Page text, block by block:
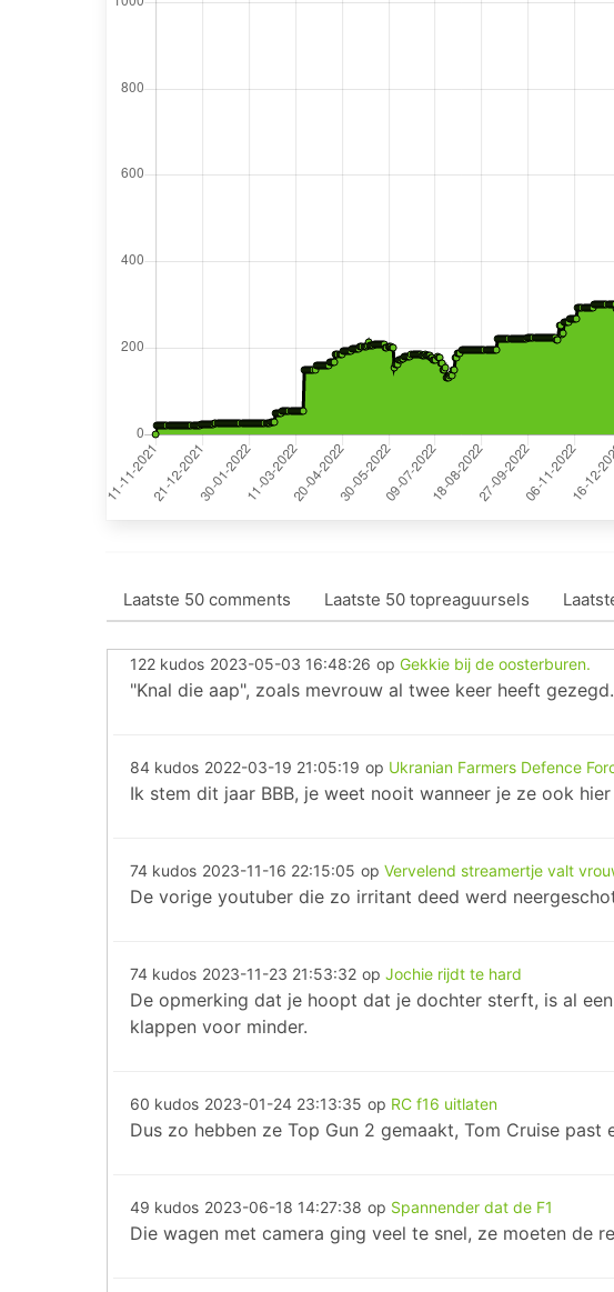
Laatste 50 comments Laatste 50 topreaguursels
122 kudos 2023-05-03 16:48:26 op Gekkie bij de oosterburen.
"Knal die aap", zoals mevrouw al twee keer heeft gezegd.
84 kudos 2022-03-19 21:05:19 op Ukranian Farmers Defence
Ik stem dit jaar BBB, je weet nooit wanneer je ze ook
74 kudos 2023-11-16 22:15:05 op Vervelend streamertje valt
De vorige youtuber die zo irritant deed werd
74 kudos 2023-11-23 21:53:32 op Jochie rijdt te hard
De opmerking dat je hoopt dat je dochter sterft, is al
klappen voor minder.
60 kudos 2023-01-24 23:13:35 op RC f16 uitlaten
Dus zo hebben ze Top Gun 2 gemaakt, Tom Cruise past
49 kudos 2023-06-18 14:27:38 op Spannender dat de F1
Die wagen met camera ging veel te snel, ze moeten de